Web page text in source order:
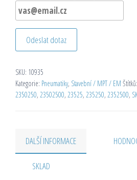
Odeslat dotaz
SKU: 10935
Kategorie: Pneumatiky, Stavební / MPT / EM Štítků:
2350250, 23502500, 23525, 235250, 2352500,
DALŠÍ INFORMACE
SKLAD